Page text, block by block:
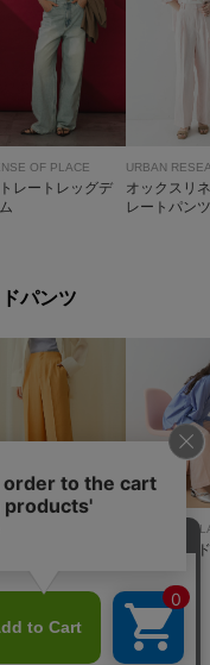
OF PLACE
レートレッグデ
URBAN
オックスリ
レートパンツ
パンツ
OF PLACE SENSE OF
カラーワイ